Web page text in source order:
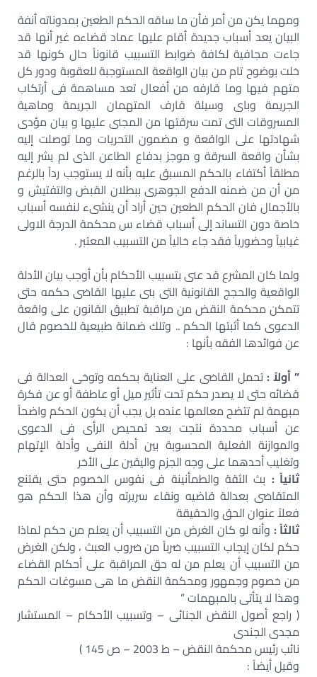
ومهما يكن من أمر فأن ما ساقه الحكم الطعين بمدوناته أنفة
البيان يعد أسباب جديدة أقام عليها عماد قضاءه غير أنها قد
جاءت مجافية لكافة ضوابط التسبيب قانوناً حال كونها قد
خلت بوضوح تام من بيان الواقعة المستوجبة للعقوبة ودور كل
متهم فيها وما قارفه من أفعال تعد مساهمة فى أرتكاب
الجريمة وباى وسيلة قارف المتهمان الجريمة وماهية
المسروقات التى تمت سرقتها من المجنى عليها و بيان مؤدى
شهادتها على الواقعة و مضمون التحريات وما توصلت إليه
بشأن واقعة السرقة و موجز بدفاع الطاعن الذى لم يشر إليه
مطلقاً أكتفاء بالحكم المسبق عليه بأنه لا يستوجب رداً بالرغم
من أن من ضمنه الدفع الجوهرى ببطلان القبض والتفتيش و
بالأجمال فان الحكم الطعين حين أراد أن ينشىء لنفسه أسباب
خاصة دون التساند إلى أسباب قضاء س محكمة الدرجة الاولى
غيابياً وحضورياً فقد جاء خالياً من التسبيب المعتبر .
ولما كان المشرع قد عنى بتسبيب الأحكام بأن أوجب بيان الأدلة
الواقعية والحجج القانونية التى بنى عليها القاضى حكمه حتى
تتمكن محكمة النقض من مراقبة تطبيق القانون على واقعة
الدعوى كما أثبتها الحكم .. وتلك ضمانة طبيعية للخصوم قال
عن فوائدها الفقه بأنها :
” أولاً :تحمل القاضى على العناية بحكمه وتوخى العدالة فى
قضائه حتى لا يصدر حكم تحت تأثير ميل أو عاطفة أو عن فكرة
مبهمة لم تتضح معالمها عنده بل يجب أن يكون الحكم واضحاً
عن أسباب محددة نتجت بعد تمحيص الرأى فى الدعوى
والموازنة الفعلية المحسوبة بين أدلة النفى وأدلة الإتهام
وتغليب أحدهما على وجه الجزم واليقين على الأخر
ثانياً : بث الثقة والطمأنينة فى نفوس الخصوم حتى يقتنع
المتقاضى بعدالة قاضيه ونقاء سريرته وأن هذا الحكم هو
فعلاً عنوان الحق والحقيقة
ثالثاً : وأنه لو كان الغرض من التسبيب أن يعلم من حكم لماذا
حكم لكان إيجاب التسبيب ضرباً من ضروب العبث ، ولكن الغرض
من التسبيب أن يعلم من له حق المراقبة على أحكام القضاء
من خصوم وجمهور ومحكمة النقض ما هى مسوغات الحكم
وهذا لا يتأتى بالمبهمات ”
( راجع أصول النقض الجنائى – وتسبيب الأحكام – المستشار
مجدى الجندى
نائب رئيس محكمة النقض – ط 2003 – ص 145 )
وقيل أيضاً :